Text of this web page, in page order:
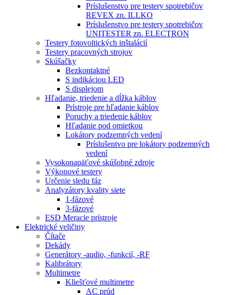
Príslušenstvo pre testery spotrebičov
REVEX zn. ILLKO
Príslušenstvo pre testery spotrebičov
UNITESTER zn. ELECTRON
Testery fotovoltických inštalácií
Testery pracovných strojov
Skúšačky
Bezkontaktné
S indikáciou LED
S displejom
Hľadanie, triedenie a dĺžka káblov
Prístroje pre hľadanie káblov
Poruchy a triedenie káblov
Hľadanie pod omietkou
Lokátory podzemných vedení
Príslušentvo pre lokátory podzemných
vedení
Vysokonapäťové skúšobné zdroje
Výkonové testery
Určenie sledu fáz
Analyzátory kvality siete
1-fázové
3-fázové
ESD Meracie prístroje
Elektrické veličiny
Čítače
Dekády
Generátory -audio, -funkcií, -RF
Kalibrátory
Multimetre
Kliešťové multimetre
AC prúd